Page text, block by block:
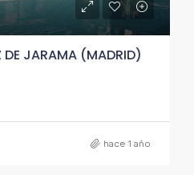
DE JARAMA (MADRID)
hace 1 año